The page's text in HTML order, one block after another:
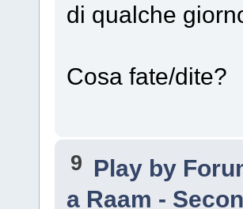
di qualche
Cosa fate/dite?
9 Play by
a Raam -